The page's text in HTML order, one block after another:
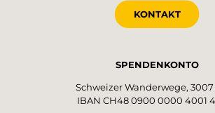
KONTAKT
SPENDENKONTO
Schweizer Wanderwege,
IBAN CH48 0900 0000 4001